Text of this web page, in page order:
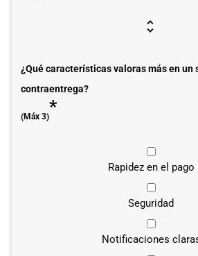
¿Qué características valoras más en un
contraentrega?
(Máx 3)*
Rapidez en el pago
Seguridad
Notificaciones